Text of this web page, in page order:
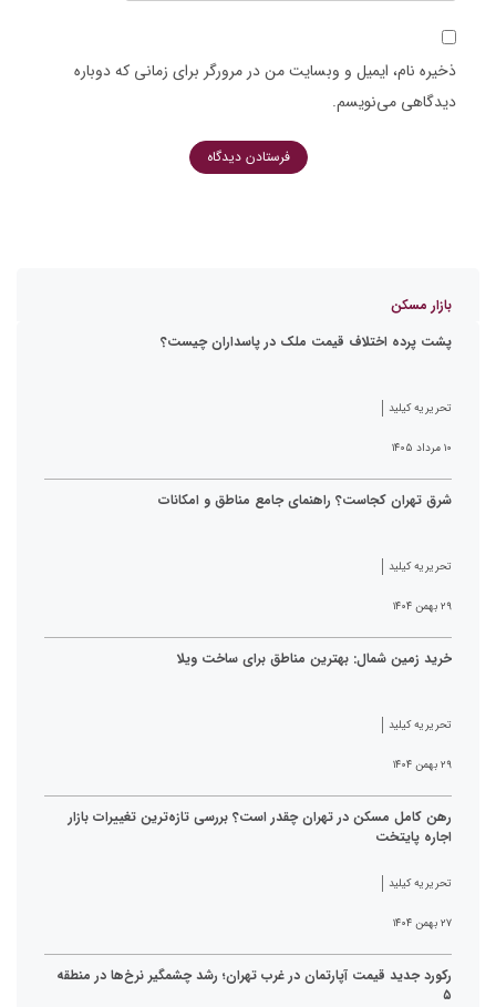
ذخیره نام، ایمیل و وبسایت من در مرورگر برای زمانی که دوباره
دیدگاهی می‌نویسم.
بازار مسکن
پشت پرده اختلاف قیمت ملک در پاسداران چیست؟
تحریریه کیلید
۱۰ مرداد ۱۴۰۵
شرق تهران کجاست؟ راهنمای جامع مناطق و امکانات
تحریریه کیلید
۲۹ بهمن ۱۴۰۴
خرید زمین شمال: بهترین مناطق برای ساخت ویلا
تحریریه کیلید
۲۹ بهمن ۱۴۰۴
رهن کامل مسکن در تهران چقدر است؟ بررسی تازه‌ترین تغییرات بازار
اجاره پایتخت
تحریریه کیلید
۲۷ بهمن ۱۴۰۴
رکورد جدید قیمت آپارتمان در غرب تهران؛ رشد چشمگیر نرخ‌ها در منطقه
۵